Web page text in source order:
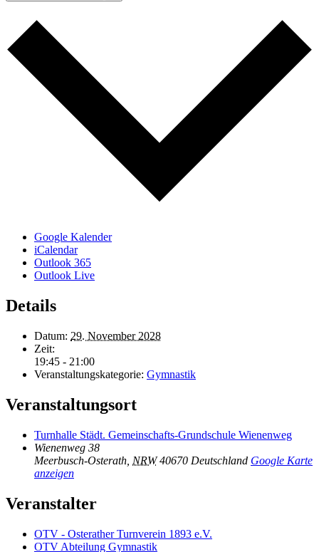
Google Kalender
iCalendar
Outlook 365
Outlook Live
Details
Datum: 29. November 2028
Zeit:
19:45 - 21:00
Veranstaltungskategorie: Gymnastik
Veranstaltungsort
Turnhalle Städt. Gemeinschafts-Grundschule Wienenweg
Wienenweg 38
Meerbusch-Osterath NRW 40670 Deutschland Google Karte
anzeigen
Veranstalter
OTV - Osterather Turnverein 1893 e.V.
OTV Abteilung Gymnastik